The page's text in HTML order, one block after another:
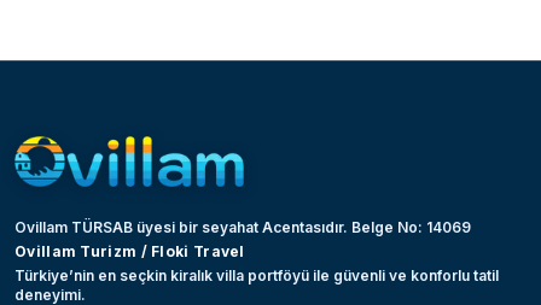
Ovillam TÜRSAB üyesi bir seyahat Acentasıdır. Belge No: 14069
Ovillam Turizm / Floki Travel
Türkiye’nin en seçkin kiralık villa portföyü ile güvenli ve konforlu tatil
deneyimi.